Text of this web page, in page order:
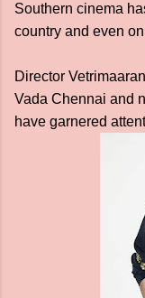
Southern cinema
country and even
Director
Vada Chennai and
have garnered